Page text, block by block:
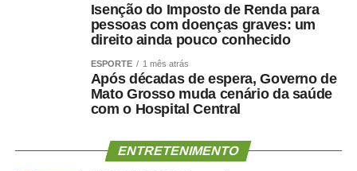
Isenção do Imposto de Renda para
pessoas com doenças graves: um
direito ainda pouco conhecido
ESPORTE 1 mês atrás
Após décadas de espera, Governo de
Mato Grosso muda cenário da saúde
com o Hospital Central
ENTRETENIMENTO